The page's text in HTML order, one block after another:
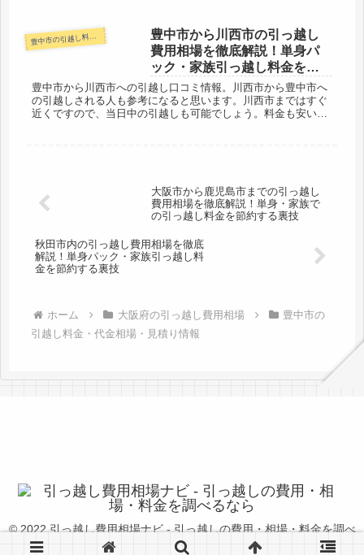
豊中市の引越し料金・代金相場・見積り情報
豊中市から川西市の引っ越し
費用相場を徹底解説！単身パ
ック・家族引っ越し料金を節
約する裏技
豊中市から川西市への引越し口コミ情報。川西市から豊中市へ
の引越しされる人も参考になると思います。川西市まではすぐ
近くですので、当日中の引越しも可能でしょう。料金も安い引
大阪市から鹿児島市までの引っ越し
費用相場を徹底解説！単身・家族で
の引っ越し料金を節約する裏技
秋田市内の引っ越し費用相場を徹底
解説！単身パック・家族引っ越し料
金を節約する裏技
ホーム 大阪府の引っ越し費用相場
豊中市の
引越し料金・代金相場・見積り情報
© 2022 引っ越し費用相場ナビ - 引っ越しの費用・相場・料金を調べ
るなら.